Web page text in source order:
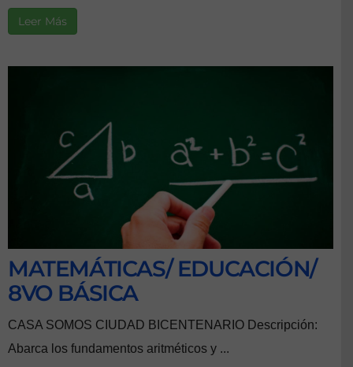
Leer Más
MATEMÁTICAS/ EDUCACIÓN/
8VO BÁSICA
CASA SOMOS CIUDAD BICENTENARIO Descripción:
Abarca los fundamentos aritméticos y ...